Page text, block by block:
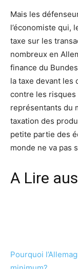
Mais les
l’économiste qui,
taxe sur les
nombreux en
finance du
la taxe devant les
contre les risques
représentants du
taxation des
petite partie des
monde ne va pas
A Lire
Pourquoi